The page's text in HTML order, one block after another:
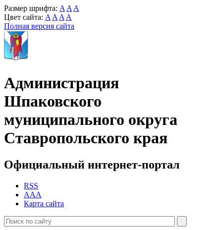
Размер шрифта: A A A
Цвет сайта: A A A A
Полная версия сайта
Администрация
Шпаковского
муниципального округа
Ставропольского края
Официальный интернет-портал
RSS
AAA
Карта сайта